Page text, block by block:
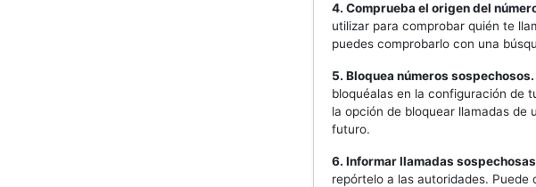
4. Comprueba el origen del
utilizar para comprobar quién te
puedes comprobarlo con una
5. Bloquea números sospechosos.
bloquéalas en la configuración de
la opción de bloquear llamadas de
futuro.
6. Informar llamadas
repórtelo a las autoridades.